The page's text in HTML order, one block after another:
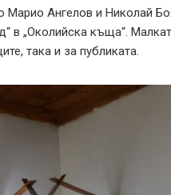
Марио Ангелов и Николай
в „Околийска къща“.
така и за публиката.